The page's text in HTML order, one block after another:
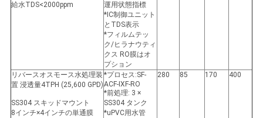
給水TDS<2000ppm
運用状態指標
*IC制御ユニット
とTDS表示
*フィルムテッ
ク/ヒラナウティ
クス RO膜はオ
プション
リバースオスモース水処理装
置 浸透量4TPH (25,600 GPD)
SS304 スキッドマウント
8インチ×4インチの単通膜
*プロセス:SF-
ACF-IXF-RO
*前処理: 3 ×
SS304 タンク
*uPVC用水管
280 85 170 400